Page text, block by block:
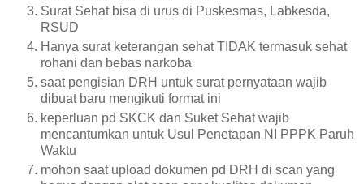
Surat Sehat bisa di urus di Puskesmas, Labkesda,
RSUD
Hanya surat keterangan sehat TIDAK termasuk sehat
rohani dan bebas narkoba
saat pengisian DRH untuk surat pernyataan wajib
dibuat baru mengikuti format ini
keperluan pd SKCK dan Suket Sehat wajib
mencantumkan untuk Usul Penetapan NI PPPK Paruh
Waktu
mohon saat upload dokumen pd DRH di scan yang